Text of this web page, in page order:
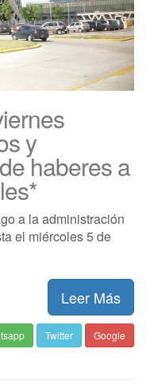
y
haberes a
a la administración
el miércoles 5 de
Leer Más
Twitter Google